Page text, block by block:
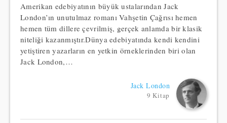
Amerikan edebiyatının büyük ustalarından Jack
London’ın unutulmaz romanı Vahşetin Çağrısı hemen
hemen tüm dillere çevrilmiş, gerçek anlamda bir klasik
niteliği kazanmıştır.Dünya edebiyatında kendi kendini
yetiştiren yazarların en yetkin örneklerinden biri olan
Jack London,…
Jack London
9 Kitap